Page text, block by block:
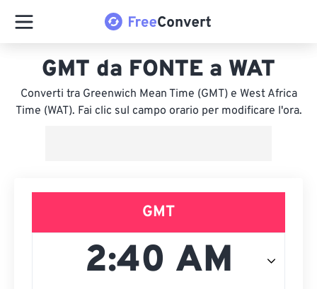
GMT da FONTE a WAT
Converti tra Greenwich Mean Time (GMT) e West Africa
Time (WAT). Fai clic sul campo orario per modificare l'ora.
GMT